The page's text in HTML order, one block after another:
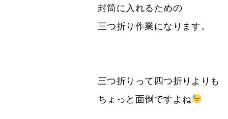
封筒に入れるための
三つ折り作業になります。
三つ折りって四つ折りよりも
ちょっと面倒ですよね